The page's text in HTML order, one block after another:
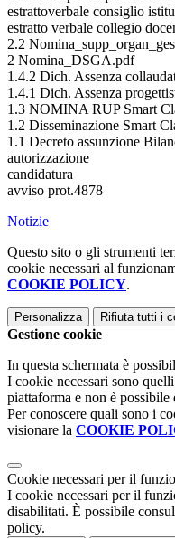
estrattoverbale consiglio
estratto verbale collegio
2.2
2 Nomina_DSGA.pdf
1.4.2 Dich. Assenza
1.4.1 Dich. Assenza
1.3 NOMINA RUP Smart
1.2 Disseminazione Smart
1.1 Decreto assunzione
autorizzazione
candidatura
avviso prot.4878
Notizie
Questo sito o gli strumenti
cookie necessari al
COOKIE POLICY.
Personalizza Rifiuta tutti i
Gestione cookie
In questa schermata è
I cookie necessari sono
piattaforma e non è
Per conoscere quali sono i
visionare la COOKIE
Cookie necessari per il
I cookie necessari per il
disabilitati. È possibile
policy.